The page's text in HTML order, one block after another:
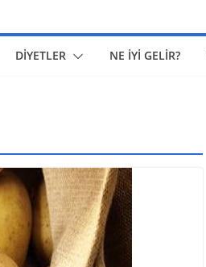
DİYETLER NE İYİ GELİR?